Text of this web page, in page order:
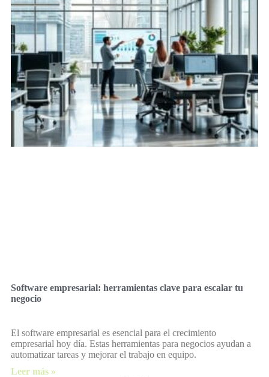
Software empresarial: herramientas clave para escalar tu
negocio
El software empresarial es esencial para el crecimiento
empresarial hoy día. Estas herramientas para negocios ayudan a
automatizar tareas y mejorar el trabajo en equipo.
Leer más »